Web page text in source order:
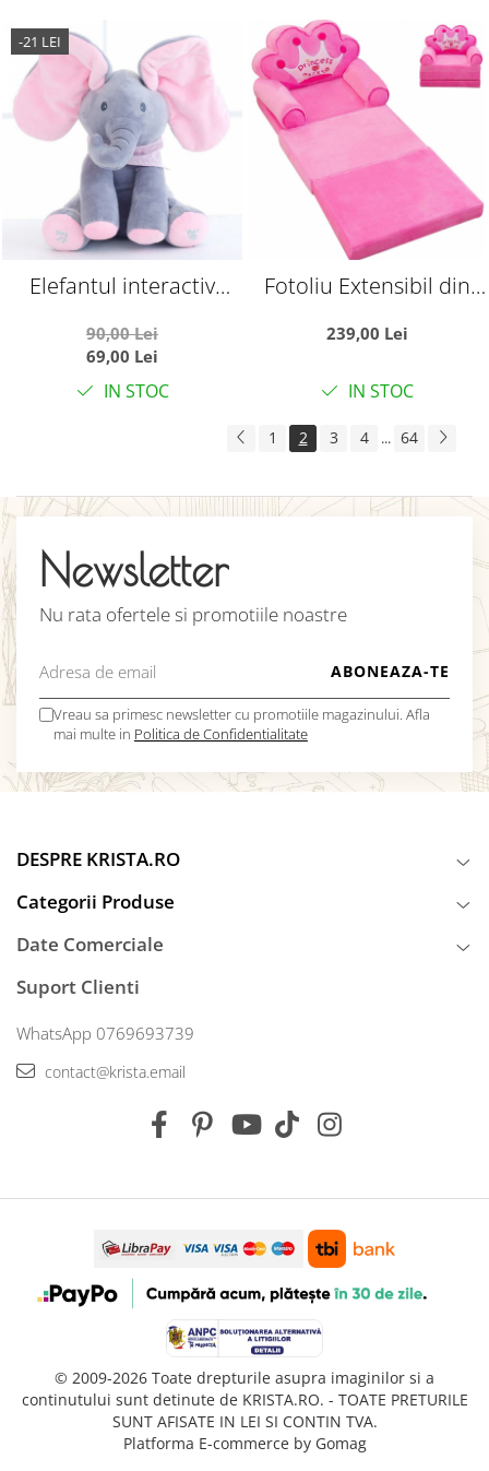
-21 LEI
Elefantul interactiv
romana
90,00 Lei
69,00 Lei
IN STOC
Fotoliu Extensibil din
Tronul Printesei, roz
239,00 Lei
IN STOC
1 2 3 4 ... 64
Newsletter
Nu rata ofertele si promotiile noastre
Vreau sa primesc newsletter cu promotiile magazinului. Afla
mai multe in Politica de Confidentialitate
DESPRE KRISTA.RO
Categorii Produse
Date Comerciale
Suport Clienti
WhatsApp 0769693739
contact@krista.email
© 2009-2026 Toate drepturile asupra imaginilor si a
continutului sunt detinute de KRISTA.RO. - TOATE PRETURILE
SUNT AFISATE IN LEI SI CONTIN TVA.
Platforma E-commerce by Gomag